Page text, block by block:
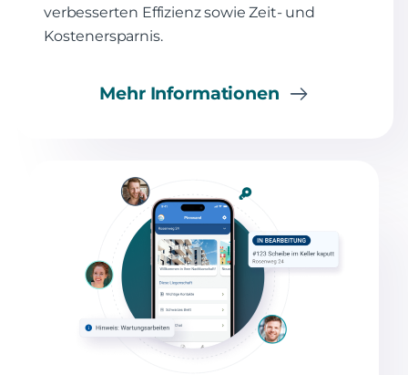
verbesserten Effizienz sowie Zeit- und
Kostenersparnis.
Mehr Informationen